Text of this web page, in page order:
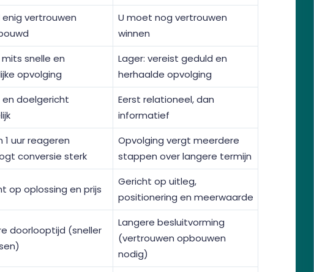
enig vertrouwen
U moet nog vertrouwen
winnen
mits snelle en
opvolging
Lager: vereist geduld en
herhaalde opvolging
en doelgericht
Eerst relationeel, dan
informatief
1 uur reageren
conversie sterk
Opvolging vergt meerdere
stappen over langere termijn
op oplossing en prijs
Gericht op uitleg,
positionering en meerwaarde
doorlooptijd (sneller
Langere besluitvorming
(vertrouwen opbouwen
nodig)